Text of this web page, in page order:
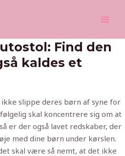
Find den
kaldes et
slippe deres børn af syne for
skal koncentrere sig om at
er der også lavet redskaber, der
med dine børn under kørslen.
skal være så nemt, at det ikke